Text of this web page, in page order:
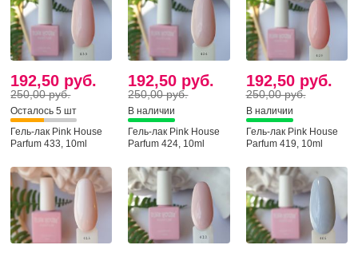
192,50 руб.
250,00 руб.
Осталось 5 шт
Гель-лак Pink House
Parfum 433, 10ml
192,50 руб.
250,00 руб.
В наличии
Гель-лак Pink House
Parfum 424, 10ml
192,50 руб.
250,00 руб.
В наличии
Гель-лак Pink House
Parfum 419, 10ml